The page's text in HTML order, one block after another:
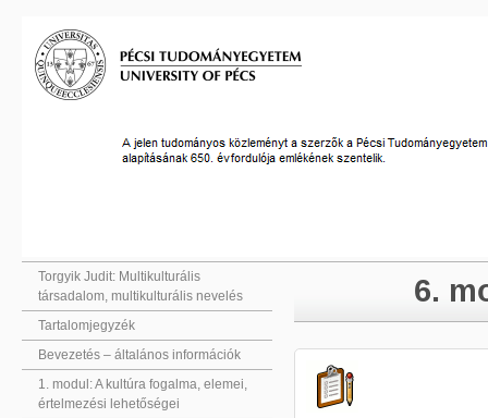
Torgyik Judit: Multikulturális
társadalom, multikulturális nevelés
Tartalomjegyzék
Bevezetés – általános információk
1. modul: A kultúra fogalma, elemei,
értelmezési lehetőségei
6.